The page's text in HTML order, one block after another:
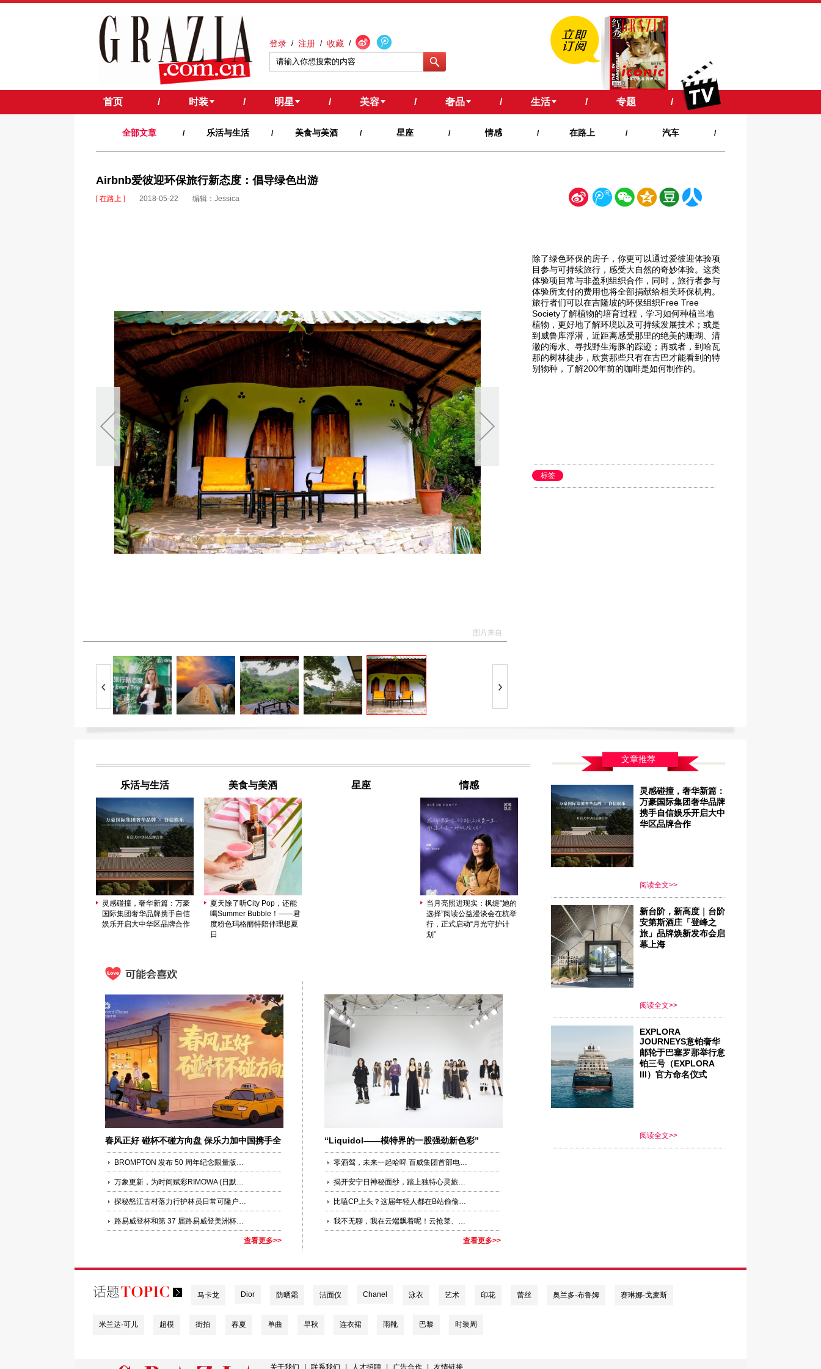
登录 / 注册 / 收藏 /
首页 / 时装 / 明星 / 美容 / 奢品 / 生活 / 专题 /
全部文章 / 乐活与生活 / 美食与美酒 / 星座 / 情感 / 在路上 / 汽车 /
Airbnb爱彼迎环保旅行新态度：倡导绿色出游
[ 在路上 ] 2018-05-22 编辑：Jessica 新 腾 微 空 豆
图片来自
除了绿色环保的房子，你更可以通过爱彼迎体验项
目参与可持续旅行，感受大自然的奇妙体验。这类
体验项目常与非盈利组织合作，同时，旅行者参与
体验所支付的费用也将全部捐献给相关环保机构。
旅行者们可以在吉隆坡的环保组织Free Tree
Society了解植物的培育过程 ，学习如何种植当地
植物，更好地了解环境以及可持续发展技术；或是
到威鲁库浮潜 ，近距离感受那里的绝美的珊瑚、清
澈的海水、寻找野生海豚的踪迹；再或者， 到哈瓦
那的树林徒步 ，欣赏那些只有在古巴才能看到的特
别物种，了解200年前的咖啡是如何制作的。
标签
乐活与生活
灵感碰撞，奢华新篇：万豪
国际集团奢华品牌携手自信
娱乐开启大中华区品牌合作
美食与美酒
夏天除了听City Pop，还能
喝Summer Bubble！——君
度粉色玛格丽特陪伴理想夏
日
星座 情感
当月亮照进现实：枫缇“她的
选择”阅读公益漫谈会在杭举
行，正式启动“月光守护计
划”
春风正好 碰杯不碰方向盘 保乐力加中国携手全
国百家酒吧共同倡导“酒后不驾车”
BROMPTON 发布 50 周年纪念限量版车型 以大师工艺铸就时代典藏
万象更新，为时间赋彩RIMOWA (日默瓦)推出ESSENTIAL系列全新季节限定色海洋蓝
探秘怒江古村落力行护林员日常可隆户外店落驻雾里
路易威登杯和第 37 届路易威登美洲杯帆船赛
查看更多>>
“Liquidol——模特界的一股强劲新色彩”
零酒驾，未来一起哈啤 百威集团首部电竞风公益大片上线， 2020 “明智饮酒，拒绝酒驾”盛典在沪举行
揭开安宁日神秘面纱，踏上独特心灵旅程 于享负盛名的巴厘岛阿雅娜水疗度假村体验别具一格的文化活动
比嗑CP上头？这届年轻人都在B站偷偷学习呢
我不无聊，我在云端飘着呢！云抢菜、云办公、云蹦迪......
查看更多>>
文章推荐
灵感碰撞，奢华新篇：
万豪国际集团奢华品牌
携手自信娱乐开启大中
华区品牌合作
阅读全文>>
新台阶，新高度｜台阶
安第斯酒庄「登峰之
旅」品牌焕新发布会启
幕上海
阅读全文>>
EXPLORA
JOURNEYS意铂奢华
邮轮于巴塞罗那举行意
铂三号（EXPLORA
III）官方命名仪式
阅读全文>>
马卡龙 Dior 防晒霜 洁面仪 Chanel 泳衣 艺术 印花 蕾丝 奥兰多·布鲁姆 赛琳娜·戈麦斯
米兰达·可儿 超模 街拍 春夏 单曲 早秋 连衣裙 雨靴 巴黎 时装周
关于我们 联系我们 人才招聘 广告合作 友情链接